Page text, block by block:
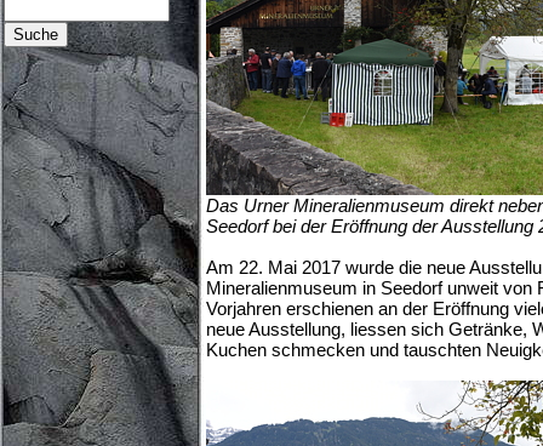
Das Urner Mineralienmuseum direkt
Seedorf bei der Eröffnung der Ausstellung
Am 22. Mai 2017 wurde die neue
Mineralienmuseum in Seedorf unweit von
Vorjahren erschienen an der Eröffnung
neue Ausstellung, liessen sich Getränke,
Kuchen schmecken und tauschten